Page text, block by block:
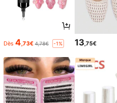
Dès 4 ,73€ 4,78€ -1% 13,75€